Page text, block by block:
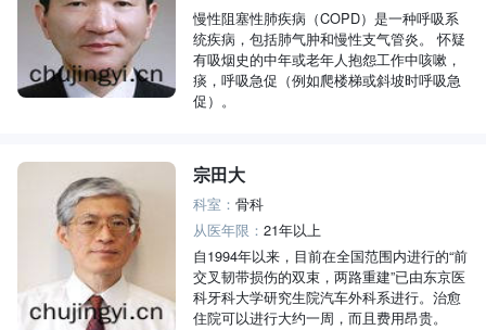
慢性阻塞性肺疾病（COPD）是一种呼吸系
统疾病，包括肺气肿和慢性支气管炎。 怀疑
有吸烟史的中年或老年人抱怨工作中咳嗽，
痰，呼吸急促（例如爬楼梯或斜坡时呼吸急
促）。
宗田大
科室：骨科
从医年限：21年以上
自1994年以来，目前在全国范围内进行的“前
交叉韧带损伤的双束，两路重建”已由东京医
科牙科大学研究生院汽车外科系进行。治愈
住院可以进行大约一周，而且费用昂贵。